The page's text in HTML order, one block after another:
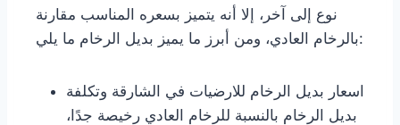
نوع إلى آخر، إلا أنه يتميز بسعره المناسب مقارنة
بالرخام العادي، ومن أبرز ما يميز بديل الرخام ما يلي:
اسعار بديل الرخام للارضيات في الشارقة وتكلفة
بديل الرخام بالنسبة للرخام العادي رخيصة جدًا،